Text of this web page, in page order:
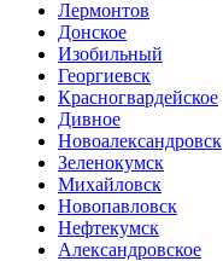
Лермонтов
Донское
Изобильный
Георгиевск
Красногвардейское
Дивное
Новоалександровск
Зеленокумск
Михайловск
Новопавловск
Нефтекумск
Александровское